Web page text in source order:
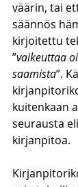
väärin, tai
säännös
kirjoitettu
”vaikeuttaa
saamista”.
kuitenkaan
seurausta
kirjanpitoa.